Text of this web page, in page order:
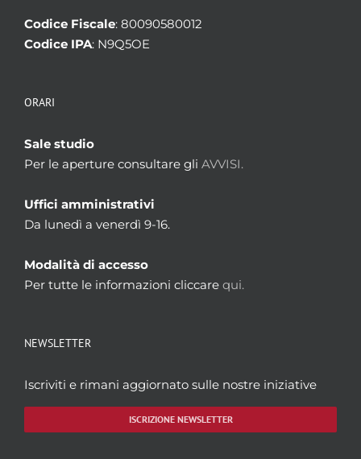
Codice Fiscale: 80090580012
Codice IPA: N9Q5OE
ORARI
Sale studio
Per le aperture consultare gli AVVISI.
Uffici amministrativi
Da lunedì a venerdì 9-16.
Modalità di accesso
Per tutte le informazioni cliccare qui.
NEWSLETTER
Iscriviti e rimani aggiornato sulle nostre iniziative
ISCRIZIONE NEWSLETTER